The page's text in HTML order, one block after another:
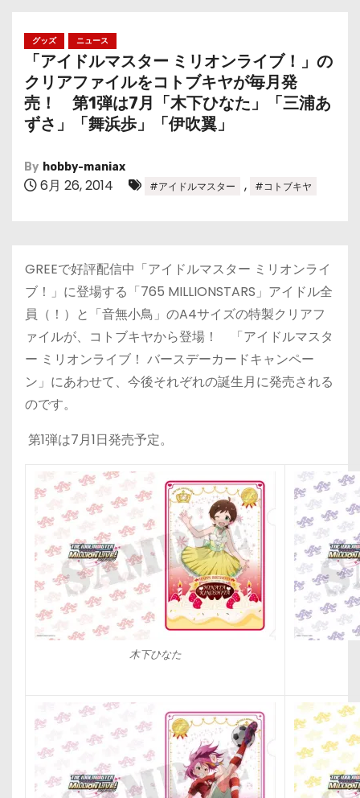
グッズ ニュース
「アイドルマスター ミリオンライブ！」の
クリアファイルをコトブキヤが毎月発
売！ 第1弾は7月「木下ひなた」「三浦あ
ずさ」「舞浜歩」「伊吹翼」
By hobby-maniax
6月 26, 2014 #アイドルマスター , #コトブキヤ
GREEで好評配信中「アイドルマスター ミリオンライ
ブ！」に登場する「765 MILLIONSTARS」アイドル全
員（！）と「音無小鳥」のA4サイズの特製クリアフ
ァイルが、コトブキヤから登場！ 「アイドルマスタ
ー ミリオンライブ！ バースデーカードキャンペー
ン」にあわせて、今後それぞれの誕生月に発売される
のです。
第1弾は7月1日発売予定。
木下ひなた